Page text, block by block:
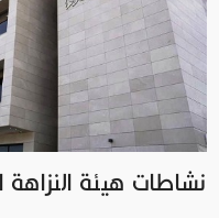
نشاطات هيئة النزاهة